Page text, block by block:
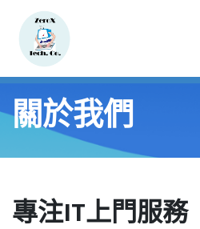
跳至內容
關於我們
專注IT上門服務